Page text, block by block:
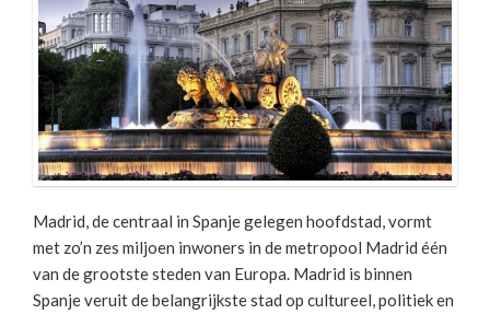
Madrid, de centraal in Spanje gelegen hoofdstad, vormt
met zo’n zes miljoen inwoners in de metropool Madrid één
van de grootste steden van Europa. Madrid is binnen
Spanje veruit de belangrijkste stad op cultureel, politiek en